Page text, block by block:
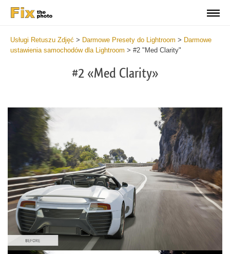
Usługi Retuszu Zdjęć > Darmowe Presety do Lightroom > Darmowe
ustawienia samochodów dla Lightroom > #2 "Med Clarity"
#2 «Med Clarity»
Proszę wybrać